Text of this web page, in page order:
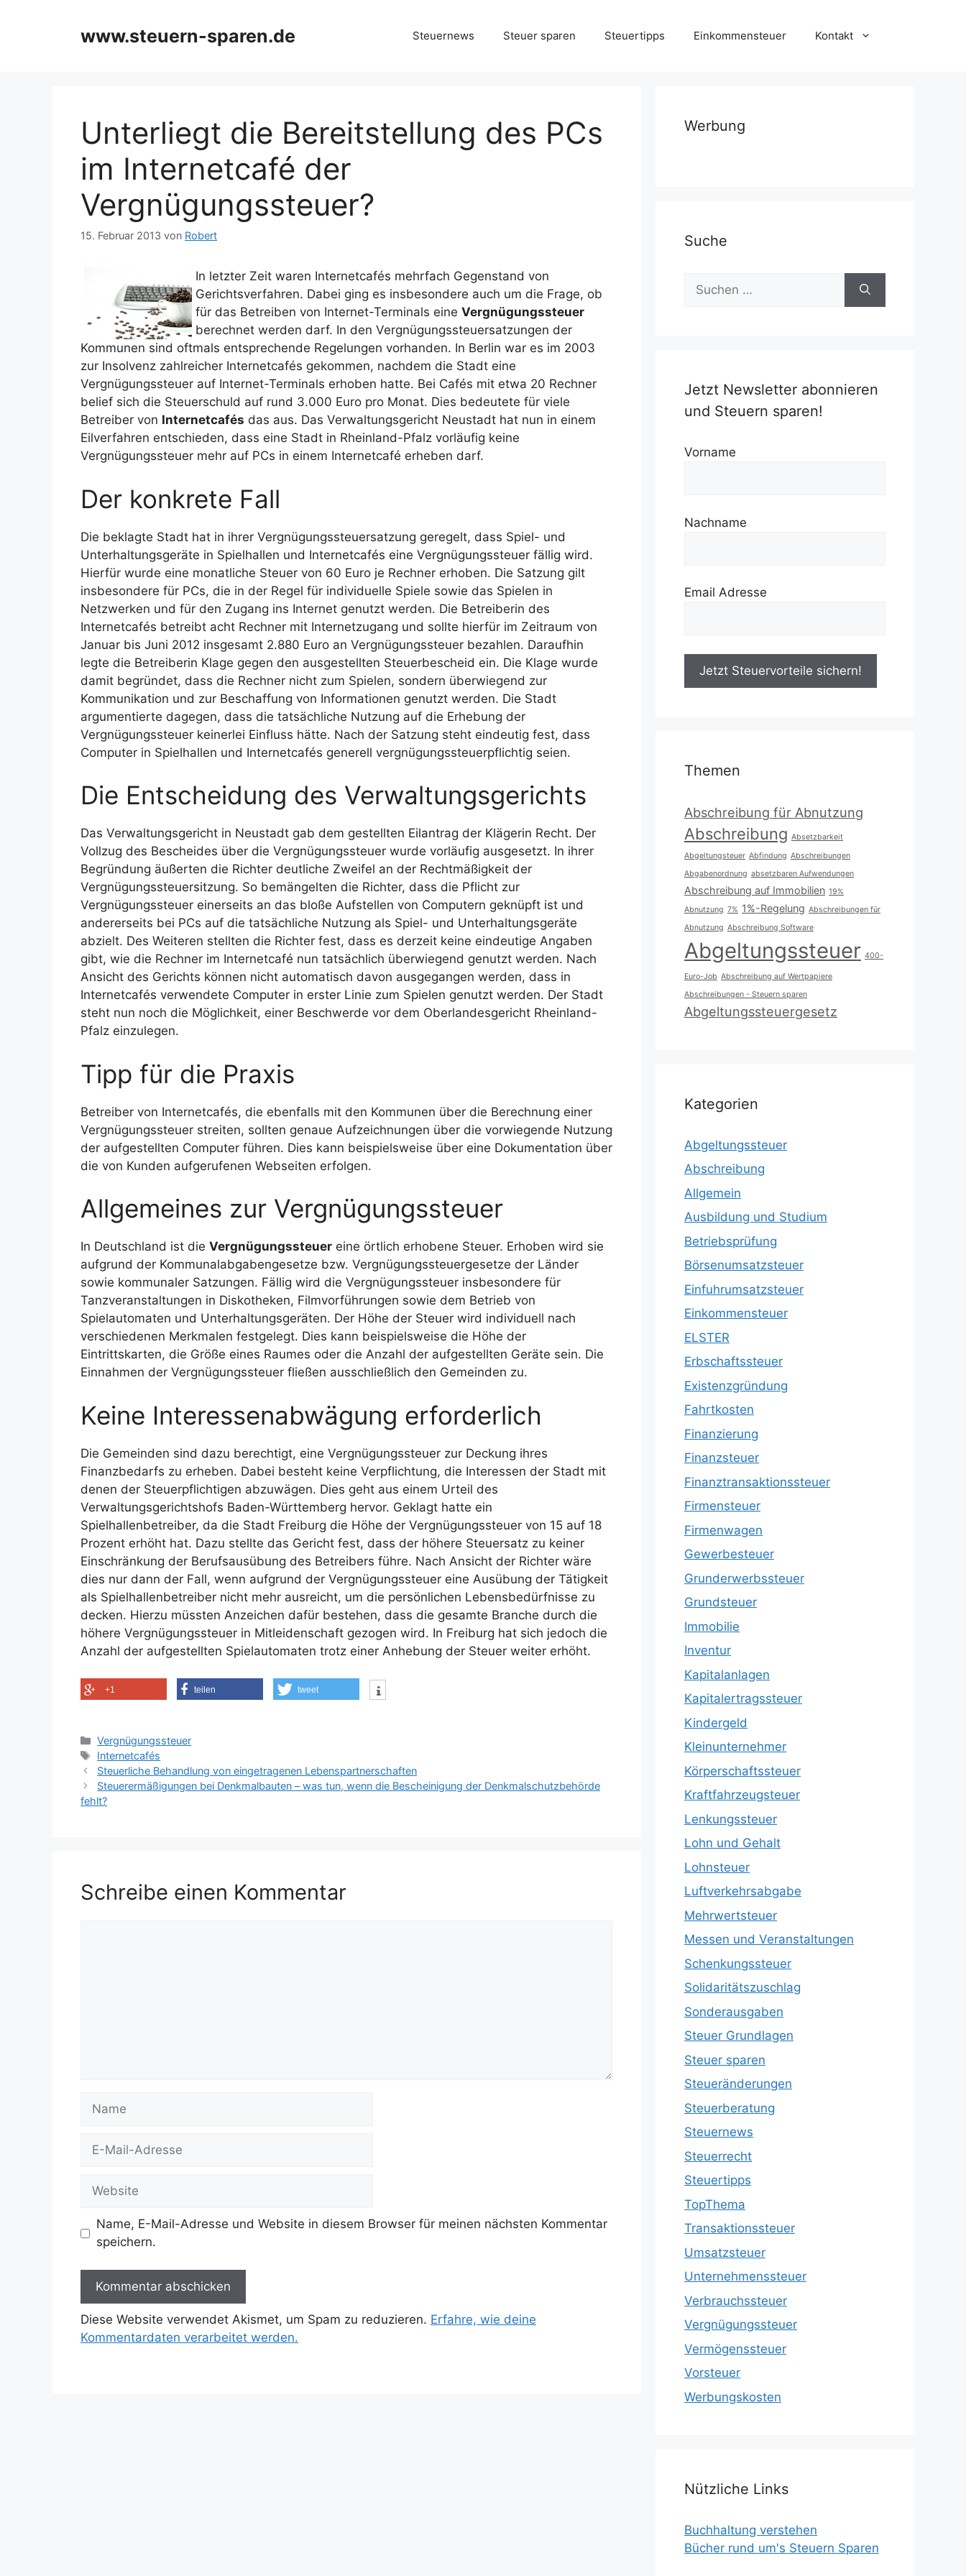
www.steuern-sparen.de Steuernews Steuer sparen Steuertipps Einkommensteuer Kontakt
Unterliegt die Bereitstellung des PCs
im Internetcafé der
Vergnügungssteuer?
15. Februar 2013 von Robert
In letzter Zeit waren Internetcafés mehrfach Gegenstand von
Gerichtsverfahren. Dabei ging es insbesondere auch um die Frage, ob
für das Betreiben von Internet-Terminals eine Vergnügungssteuer
berechnet werden darf. In den Vergnügungssteuersatzungen der
Kommunen sind oftmals entsprechende Regelungen vorhanden. In Berlin war es im 2003
zur Insolvenz zahlreicher Internetcafés gekommen, nachdem die Stadt eine
Vergnügungssteuer auf Internet-Terminals erhoben hatte. Bei Cafés mit etwa 20 Rechner
belief sich die Steuerschuld auf rund 3.000 Euro pro Monat. Dies bedeutete für viele
Betreiber von Internetcafés das aus. Das Verwaltungsgericht Neustadt hat nun in einem
Eilverfahren entschieden, dass eine Stadt in Rheinland-Pfalz vorläufig keine
Vergnügungssteuer mehr auf PCs in einem Internetcafé erheben darf.
Der konkrete Fall
Die beklagte Stadt hat in ihrer Vergnügungssteuersatzung geregelt, dass Spiel- und
Unterhaltungsgeräte in Spielhallen und Internetcafés eine Vergnügungssteuer fällig wird.
Hierfür wurde eine monatliche Steuer von 60 Euro je Rechner erhoben. Die Satzung gilt
insbesondere für PCs, die in der Regel für individuelle Spiele sowie das Spielen in
Netzwerken und für den Zugang ins Internet genutzt werden. Die Betreiberin des
Internetcafés betreibt acht Rechner mit Internetzugang und sollte hierfür im Zeitraum von
Januar bis Juni 2012 insgesamt 2.880 Euro an Vergnügungssteuer bezahlen. Daraufhin
legte die Betreiberin Klage gegen den ausgestellten Steuerbescheid ein. Die Klage wurde
damit begründet, dass die Rechner nicht zum Spielen, sondern überwiegend zur
Kommunikation und zur Beschaffung von Informationen genutzt werden. Die Stadt
argumentierte dagegen, dass die tatsächliche Nutzung auf die Erhebung der
Vergnügungssteuer keinerlei Einfluss hätte. Nach der Satzung steht eindeutig fest, dass
Computer in Spielhallen und Internetcafés generell vergnügungssteuerpflichtig seien.
Die Entscheidung des Verwaltungsgerichts
Das Verwaltungsgericht in Neustadt gab dem gestellten Eilantrag der Klägerin Recht. Der
Vollzug des Bescheides über die Vergnügungssteuer wurde vorläufig ausgesetzt. In ihrer
Begründung äußerten die Richter deutliche Zweifel an der Rechtmäßigkeit der
Vergnügungssteuersitzung. So bemängelten die Richter, dass die Pflicht zur
Vergnügungssteuer einerseits an das bloße Aufstellen von Computern geknüpft ist und
andererseits bei PCs auf die tatsächliche Nutzung als Spiel- und Unterhaltungsgeräte
abzielt. Des Weiteren stellten die Richter fest, dass es derzeit keine eindeutige Angaben
gibt, wie die Rechner im Internetcafé nun tatsächlich überwiegend genutzt werden. Nach
Ansicht des Gerichts können nicht automatisch davon ausgegangen werden, dass in
Internetcafés verwendete Computer in erster Linie zum Spielen genutzt werden. Der Stadt
steht nun noch die Möglichkeit, einer Beschwerde vor dem Oberlandesgericht Rheinland-
Pfalz einzulegen.
Tipp für die Praxis
Betreiber von Internetcafés, die ebenfalls mit den Kommunen über die Berechnung einer
Vergnügungssteuer streiten, sollten genaue Aufzeichnungen über die vorwiegende Nutzung
der aufgestellten Computer führen. Dies kann beispielsweise über eine Dokumentation über
die von Kunden aufgerufenen Webseiten erfolgen.
Allgemeines zur Vergnügungssteuer
In Deutschland ist die Vergnügungssteuer eine örtlich erhobene Steuer. Erhoben wird sie
aufgrund der Kommunalabgabengesetze bzw. Vergnügungssteuergesetze der Länder
sowie kommunaler Satzungen. Fällig wird die Vergnügungssteuer insbesondere für
Tanzveranstaltungen in Diskotheken, Filmvorführungen sowie dem Betrieb von
Spielautomaten und Unterhaltungsgeräten. Der Höhe der Steuer wird individuell nach
verschiedenen Merkmalen festgelegt. Dies kann beispielsweise die Höhe der
Eintrittskarten, die Größe eines Raumes oder die Anzahl der aufgestellten Geräte sein. Die
Einnahmen der Vergnügungssteuer fließen ausschließlich den Gemeinden zu.
Keine Interessenabwägung erforderlich
Die Gemeinden sind dazu berechtigt, eine Vergnügungssteuer zur Deckung ihres
Finanzbedarfs zu erheben. Dabei besteht keine Verpflichtung, die Interessen der Stadt mit
denen der Steuerpflichtigen abzuwägen. Dies geht aus einem Urteil des
Verwaltungsgerichtshofs Baden-Württemberg hervor. Geklagt hatte ein
Spielhallenbetreiber, da die Stadt Freiburg die Höhe der Vergnügungssteuer von 15 auf 18
Prozent erhöht hat. Dazu stellte das Gericht fest, dass der höhere Steuersatz zu keiner
Einschränkung der Berufsausübung des Betreibers führe. Nach Ansicht der Richter wäre
dies nur dann der Fall, wenn aufgrund der Vergnügungssteuer eine Ausübung der Tätigkeit
als Spielhallenbetreiber nicht mehr ausreicht, um die persönlichen Lebensbedürfnisse zu
decken. Hierzu müssten Anzeichen dafür bestehen, dass die gesamte Branche durch die
höhere Vergnügungssteuer in Mitleidenschaft gezogen wird. In Freiburg hat sich jedoch die
Anzahl der aufgestellten Spielautomaten trotz einer Anhebung der Steuer weiter erhöht.
+1 teilen tweet
Kategorien
Vergnügungssteuer
Schlagwörter
Internetcafés
Steuerliche Behandlung von eingetragenen Lebenspartnerschaften
Steuerermäßigungen bei Denkmalbauten – was tun, wenn die Bescheinigung der Denkmalschutzbehörde
fehlt?
Schreibe einen Kommentar
Name
Website
Name, E-Mail-Adresse und Website in diesem Browser für meinen nächsten Kommentar
speichern.
Diese Website verwendet Akismet, um Spam zu reduzieren. Erfahre, wie deine
Kommentardaten verarbeitet werden.
Werbung
Suche
Suchen
nach:
Jetzt Newsletter abonnieren
und Steuern sparen!
Vorname
Nachname
Email Adresse
Themen
Abschreibung für Abnutzung
Abschreibung Absetzbarkeit
Abgeltungsteuer Abfindung Abschreibungen
Abgabenordnung absetzbaren Aufwendungen
Abschreibung auf Immobilien 19%
Abnutzung 7% 1%-Regelung Abschreibungen für
Abnutzung Abschreibung Software
Abgeltungssteuer 400-
Euro-Job Abschreibung auf Wertpapiere
Abschreibungen - Steuern sparen
Abgeltungssteuergesetz
Kategorien
Abgeltungssteuer
Abschreibung
Allgemein
Ausbildung und Studium
Betriebsprüfung
Börsenumsatzsteuer
Einfuhrumsatzsteuer
Einkommensteuer
ELSTER
Erbschaftssteuer
Existenzgründung
Fahrtkosten
Finanzierung
Finanzsteuer
Finanztransaktionssteuer
Firmensteuer
Firmenwagen
Gewerbesteuer
Grunderwerbssteuer
Grundsteuer
Immobilie
Inventur
Kapitalanlagen
Kapitalertragssteuer
Kindergeld
Kleinunternehmer
Körperschaftssteuer
Kraftfahrzeugsteuer
Lenkungssteuer
Lohn und Gehalt
Lohnsteuer
Luftverkehrsabgabe
Mehrwertsteuer
Messen und Veranstaltungen
Schenkungssteuer
Solidaritätszuschlag
Sonderausgaben
Steuer Grundlagen
Steuer sparen
Steueränderungen
Steuerberatung
Steuernews
Steuerrecht
Steuertipps
TopThema
Transaktionssteuer
Umsatzsteuer
Unternehmenssteuer
Verbrauchssteuer
Vergnügungssteuer
Vermögenssteuer
Vorsteuer
Werbungskosten
Nützliche Links
Buchhaltung verstehen
Bücher rund um's Steuern Sparen